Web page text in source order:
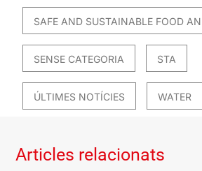
SAFE AND SUSTAINABLE FOOD
SENSE CATEGORIA STA
ÚLTIMES NOTÍCIES WATER
Articles relacionats